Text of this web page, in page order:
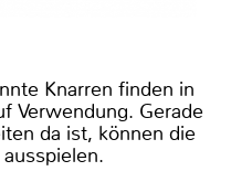
Knarren finden in
Verwendung. Gerade
da ist, können die